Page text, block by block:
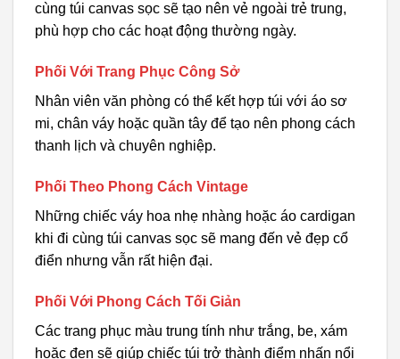
cùng túi canvas sọc sẽ tạo nên vẻ ngoài trẻ trung,
phù hợp cho các hoạt động thường ngày.
Phối Với Trang Phục Công Sở
Nhân viên văn phòng có thể kết hợp túi với áo sơ
mi, chân váy hoặc quần tây để tạo nên phong cách
thanh lịch và chuyên nghiệp.
Phối Theo Phong Cách Vintage
Những chiếc váy hoa nhẹ nhàng hoặc áo cardigan
khi đi cùng túi canvas sọc sẽ mang đến vẻ đẹp cổ
điển nhưng vẫn rất hiện đại.
Phối Với Phong Cách Tối Giản
Các trang phục màu trung tính như trắng, be, xám
hoặc đen sẽ giúp chiếc túi trở thành điểm nhấn nổi